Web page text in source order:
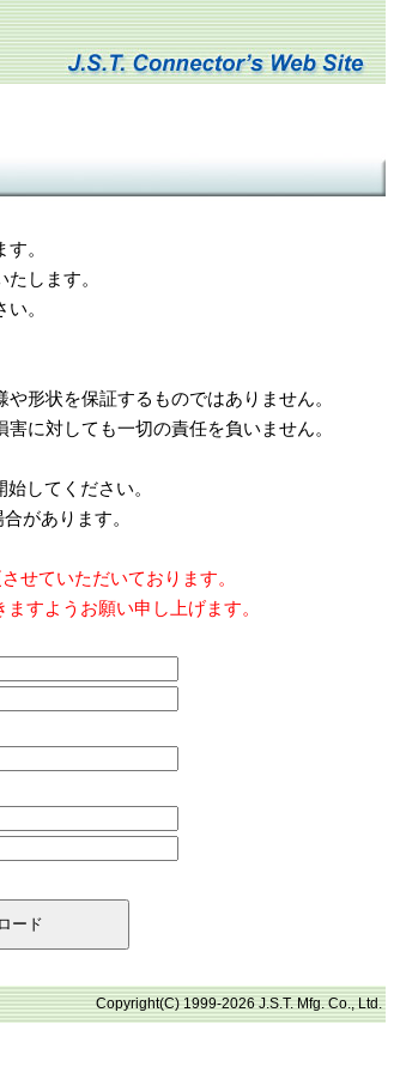
。
します。
。
形状を保証するものではありません。
に対しても一切の責任を負いません。
してください。
があります。
せていただいております。
すようお願い申し上げます。
Copyright(C) 1999-2026 J.S.T. Mfg. Co., Ltd.